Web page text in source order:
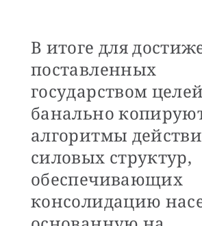
В итоге для
поставленных
государством
банально
алгоритмы
силовых структур,
обеспечивающих
консолидацию